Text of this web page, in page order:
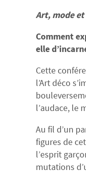
Art, mode et
Comment
elle
Cette
l’Art déco
l’audace, le
Au fil d’un
figures de
l’esprit
mutations